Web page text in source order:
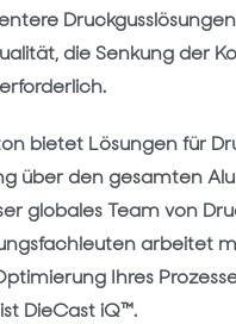
die Senkung der
bietet Lösungen für
über den gesamten
globales Team von
arbeitet
Ihres
DieCast iQ™.